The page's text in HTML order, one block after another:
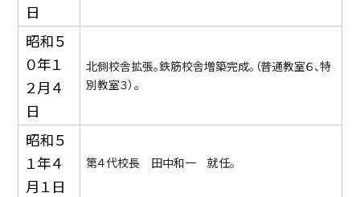
日
昭和５
０年１
２月４
日
北側校舎拡張。鉄筋校舎増築完成。（普通教室６、特
別教室３）。
昭和５
１年４
月１日
第４代校長 田中和一 就任。